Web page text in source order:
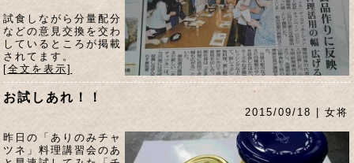
試食しながら分量配分
などの意見交換を交わ
しているところが掲載
されてます。
[全文を表示]
お試しあれ！！
2015/09/18 | 女将
昨日の「ありのみチャ
ツネ」料理講習会のあ